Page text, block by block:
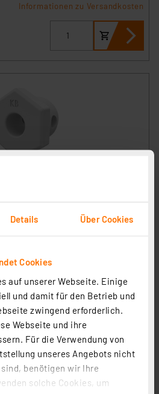
Details Über Cookies
Cookies
auf unserer Webseite. Einige
und damit für den Betrieb und
zwingend erforderlich.
Webseite und ihre
Für die Verwendung von
unseres Angebots nicht
benötigen wir Ihre
solche Cookies, um
Informationen zu Versandkosten
Informationen zu Versandkosten